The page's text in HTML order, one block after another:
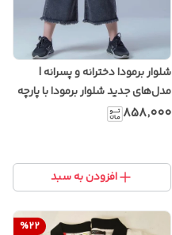
شلوار برمودا دخترانه و پسرانه |
مدل‌های جدید شلوار برمودا با پارچه
خنک و راحت
۸۵۸٬۰۰۰
افزودن به سبد
%22